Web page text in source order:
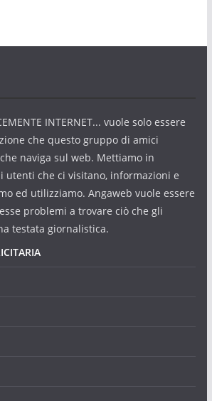
INTERNET... vuole solo essere
che questo gruppo di amici
naviga sul web. Mettiamo in
utenti che ci visitano, informazioni e
ed utilizziamo. Angaweb vuole essere
problemi a trovare ciò che gli
testata giornalistica.